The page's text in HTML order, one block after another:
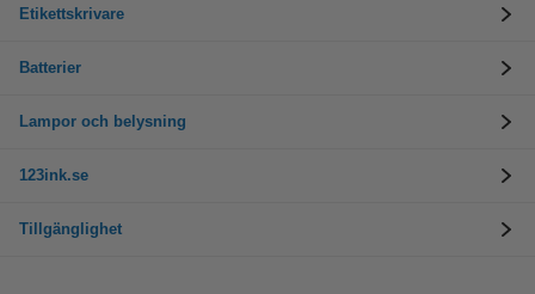
Etikettskrivare
Batterier
Lampor och belysning
123ink.se
Tillgänglighet